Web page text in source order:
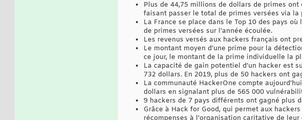
Plus de 44,75 millions de dollars de primes
faisant passer le total de primes versées via
La France se place dans le Top 10 des pays
de primes versées sur l’année écoulée.
Les revenus versés aux hackers français ont
Le montant moyen d’une prime pour la
ce jour, le montant de la prime individuelle la
La capacité de gain potentiel d’un hacker est
732 dollars. En 2019, plus de 50 hackers ont
La communauté HackerOne compte
dollars en signalant plus de 565 000
9 hackers de 7 pays différents ont gagné plus
Grâce à Hack for Good, qui permet aux